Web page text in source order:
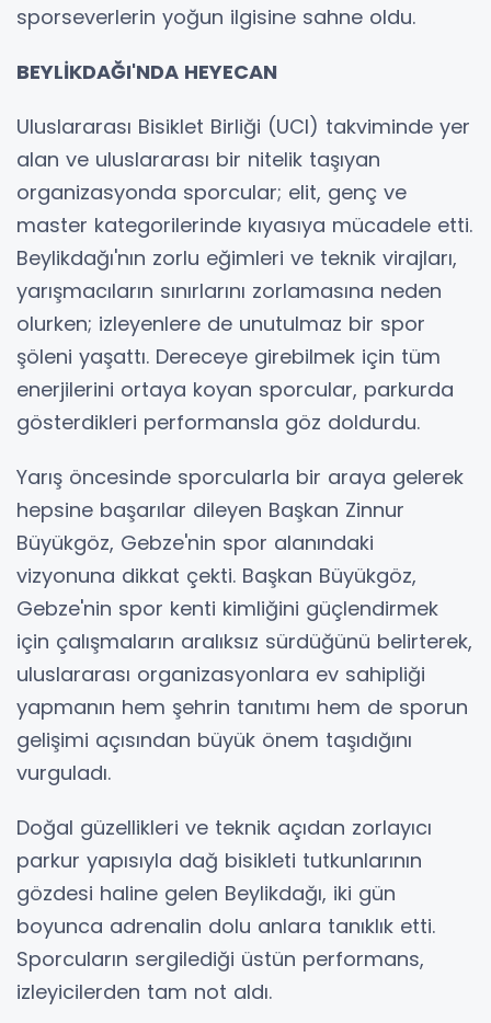
sporseverlerin yoğun ilgisine sahne oldu.
BEYLİKDAĞI'NDA HEYECAN
Uluslararası Bisiklet Birliği (UCI) takviminde yer
alan ve uluslararası bir nitelik taşıyan
organizasyonda sporcular; elit, genç ve
master kategorilerinde kıyasıya mücadele etti.
Beylikdağı'nın zorlu eğimleri ve teknik virajları,
yarışmacıların sınırlarını zorlamasına neden
olurken; izleyenlere de unutulmaz bir spor
şöleni yaşattı. Dereceye girebilmek için tüm
enerjilerini ortaya koyan sporcular, parkurda
gösterdikleri performansla göz doldurdu.
Yarış öncesinde sporcularla bir araya gelerek
hepsine başarılar dileyen Başkan Zinnur
Büyükgöz, Gebze'nin spor alanındaki
vizyonuna dikkat çekti. Başkan Büyükgöz,
Gebze'nin spor kenti kimliğini güçlendirmek
için çalışmaların aralıksız sürdüğünü belirterek,
uluslararası organizasyonlara ev sahipliği
yapmanın hem şehrin tanıtımı hem de sporun
gelişimi açısından büyük önem taşıdığını
vurguladı.
Doğal güzellikleri ve teknik açıdan zorlayıcı
parkur yapısıyla dağ bisikleti tutkunlarının
gözdesi haline gelen Beylikdağı, iki gün
boyunca adrenalin dolu anlara tanıklık etti.
Sporcuların sergilediği üstün performans,
izleyicilerden tam not aldı.